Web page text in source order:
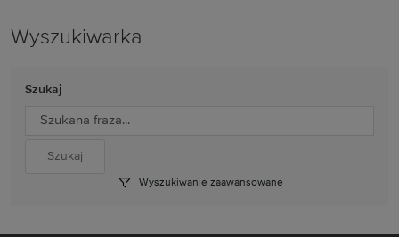
Wyszukiwarka
Szukaj
Wyszukiwanie zaawansowane